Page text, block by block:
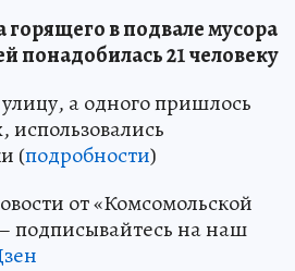
горящего в подвале мусора
понадобилась 21 человеку
а одного пришлось
использовались
(подробности)
от «Комсомольской
подписывайтесь на наш